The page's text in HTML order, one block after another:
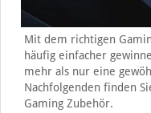
Mit dem richtigen
häufig einfacher
mehr als nur eine
Nachfolgenden finden
Gaming Zubehör.